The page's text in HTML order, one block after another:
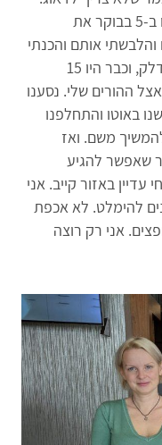
אבל בבוקר בו פרצה המלחמה שמענו ב-5 בבוקר את
אותם והכנתי
את המסמכים שלנו. הוא מיד נסע לתדלק, וכבר היו 15
ההורים שלי. נסענו
ברצף, ישנו באוטו והתחלפנו
משם. ואז
שאפשר להגיע
באזור קייב. אני
להימלט. לא אכפת
אני רק רוצה